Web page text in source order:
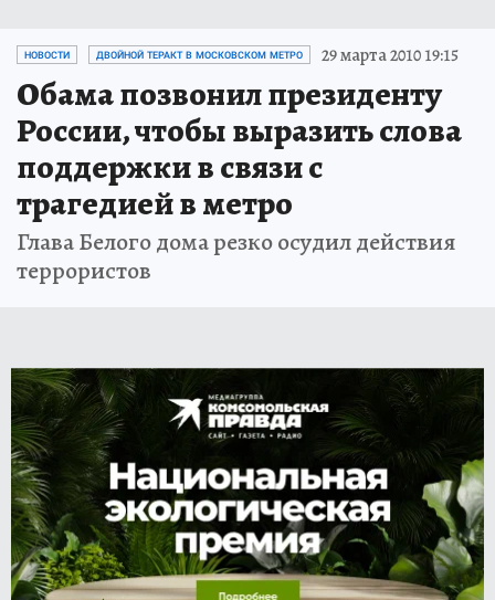
НОВОСТИ ДВОЙНОЙ ТЕРАКТ В МОСКОВСКОМ МЕТРО 29 марта 2010 19:15
Обама позвонил президенту
России, чтобы выразить слова
поддержки в связи с
трагедией в метро
Глава Белого дома резко осудил действия
террористов